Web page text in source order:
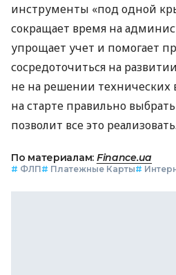
инструменты «под одной
сокращает время на
упрощает учет и помогает
сосредоточиться на
не на решении технических
на старте правильно
позволит все это реализовать.
По материалам: Finance.ua
# ФЛП# Платежные Карты#